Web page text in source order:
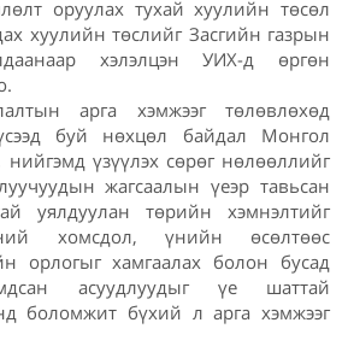
оруулах тухай хуулийн төсөл
хуулийн төслийг Засгийн газрын
хэлэлцэн УИХ-д өргөн
арга хэмжээг төлөвлөхөд
буй нөхцөл байдал Монгол
үзүүлэх сөрөг нөлөөллийг
жагсаалын үеэр тавьсан
уялдуулан төрийн хэмнэлтийг
хомсдол, үнийн өсөлтөөс
орлогыг хамгаалах болон бусад
асуудлуудыг үе шаттай
боломжит бүхий л арга хэмжээг